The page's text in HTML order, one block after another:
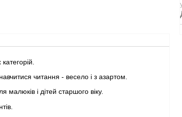
читання - весело і з азартом.
малюків і дітей старшого віку.